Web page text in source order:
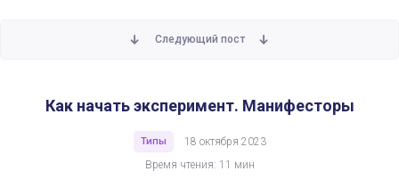
Следующий пост
Как начать эксперимент. Манифесторы
Типы
18 октября 2023
Время чтения: 11 мин